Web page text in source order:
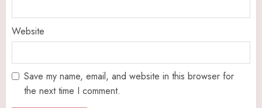
Website
Save my name, email, and website in this browser for
the next time I comment.